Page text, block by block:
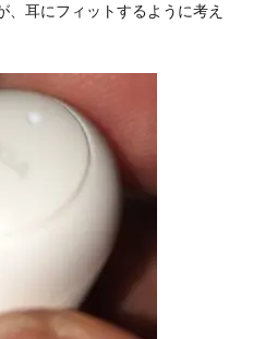
耳にフィットするように考え